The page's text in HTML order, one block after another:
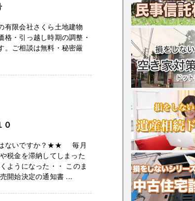
有限会社さくら土地建物
・引っ越し時期の調整・
。ご相談は無料・秘密厳
はないですか？★★ 毎月
税金を滞納してしまった
ようになった・・ このま
開始決定の通知書 ...